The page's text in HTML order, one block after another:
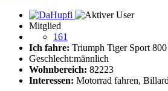
Mitglied
161
Ich fahre: Triumph Tiger Sport 800
Geschlecht:männlich
Wohnbereich: 82223
Interessen: Motorrad fahren,